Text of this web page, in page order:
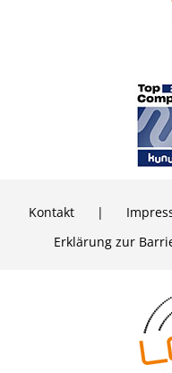
Kontakt
Erklärung zur